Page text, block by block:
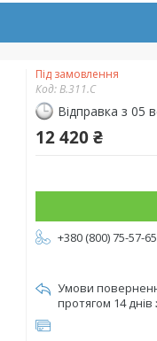
Під замовлення
Код:B.311.C
Відправка з 05
12 420 ₴
+380 (800) 75-57-65
протягом 14 днів